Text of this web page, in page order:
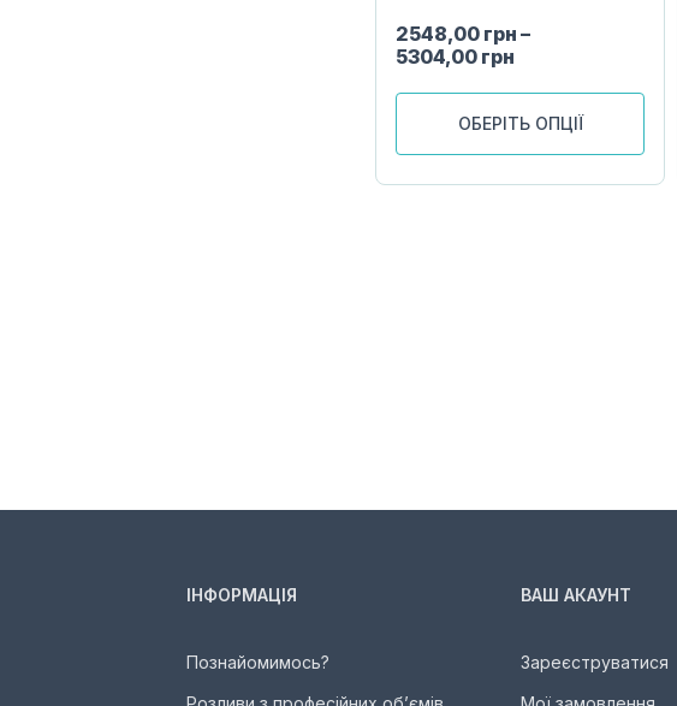
2548,00 грн –
5304,00 грн
ОБЕРІТЬ ОПЦІЇ
ІНФОРМАЦІЯ
Познайомимось?
ВАШ АКАУНТ
Зареєструватися